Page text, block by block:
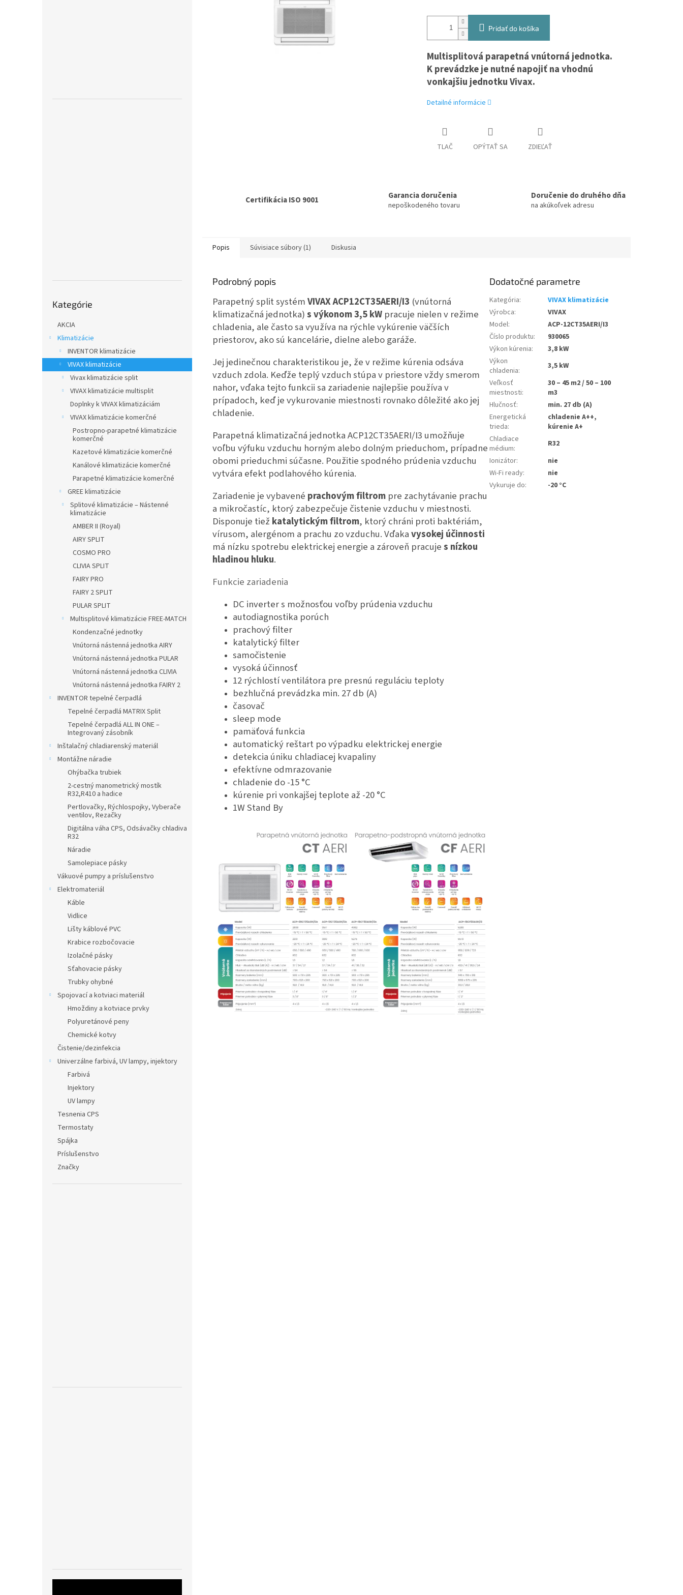
kategórie
Kategórie
AKCIA
Klimatizácie
INVENTOR klimatizácie
VIVAX klimatizácie
Vivax klimatizácie split
VIVAX klimatizácie multisplit
Doplnky k VIVAX klimatizáciám
VIVAX klimatizácie komerčné
Postropno-parapetné klimatizácie
komerčné
Kazetové klimatizácie komerčné
Kanálové klimatizácie komerčné
Parapetné klimatizácie komerčné
GREE klimatizácie
Splitové klimatizácie – Nástenné
klimatizácie
AMBER II (Royal)
AIRY SPLIT
COSMO PRO
CLIVIA SPLIT
FAIRY PRO
FAIRY 2 SPLIT
PULAR SPLIT
Multisplitové klimatizácie FREE-MATCH
Kondenzačné jednotky
Vnútorná nástenná jednotka AIRY
Vnútorná nástenná jednotka PULAR
Vnútorná nástenná jednotka CLIVIA
Vnútorná nástenná jednotka FAIRY 2
INVENTOR tepelné čerpadlá
Tepelné čerpadlá MATRIX Split
Tepelné čerpadlá ALL IN ONE –
Integrovaný zásobník
Inštalačný chladiarenský materiál
Montážne náradie
Ohýbačka trubiek
2-cestný manometrický mostík
R32,R410 a hadice
Pertlovačky, Rýchlospojky, Vyberače
ventilov, Rezačky
Digitálna váha CPS, Odsávačky chladiva
R32
Náradie
Samolepiace pásky
Vákuové pumpy a príslušenstvo
Elektromateriál
Káble
Vidlice
Lišty káblové PVC
Krabice rozbočovacie
Izolačné pásky
Sťahovacie pásky
Trubky ohybné
Spojovací a kotviaci materiál
Hmoždiny a kotviace prvky
Polyuretánové peny
Chemické kotvy
Čistenie/dezinfekcia
Univerzálne farbivá, UV lampy, injektory
Farbivá
Injektory
UV lampy
Tesnenia CPS
Termostaty
Spájka
Príslušenstvo
Značky
Pridať do košíka
Multisplitová parapetná vnútorná jednotka.
Kprevádzke je nutné napojiť na vhodnú
vonkajšiu jednotku Vivax.
Detailné informácie
TLAČ OPÝTAŤ SA ZDIEĽAŤ
Certifikácia ISO 9001 Garancia doručenia
nepoškodeného tovaru
Doručenie do druhého dňa
na akúkoľvek adresu
Popis Súvisiace súbory (1) Diskusia
Podrobný popis
Parapetný split systémVIVAX ACP12CT35AERI/I3 (vnútorná
klimatizačná jednotka)s výkonom 3,5 kW pracuje nielen v režime
chladenia, ale často sa využíva na rýchle vykúrenie väčších
priestorov, ako sú kancelárie, dielne alebo garáže.
Jej jedinečnou charakteristikou je, že v režime kúrenia odsáva
vzduch zdola. Keďže teplý vzduch stúpa v priestore vždy smerom
nahor, vďaka tejto funkcii sa zariadenie najlepšie používa v
prípadoch, keď je vykurovanie miestnosti rovnako dôležité ako jej
chladenie.
Parapetná klimatizačná jednotka ACP12CT35AERI/I3 umožňuje
voľbu výfuku vzduchu horným alebo dolným prieduchom, prípadne
obomi prieduchmi súčasne. Použitie spodného prúdenia vzduchu
vytvára efekt podlahového kúrenia.
Zariadenie je vybavené prachovým filtrom pre zachytávanie prachu
a mikročastíc, ktorý zabezpečuje čistenie vzduchu v miestnosti.
Disponuje tiež katalytickým filtrom, ktorý chráni proti baktériám,
vírusom, alergénom a prachu zo vzduchu. Vďakavysokej účinnosti
má nízku spotrebu elektrickej energie a zároveň pracujes nízkou
hladinou hluku.
Funkcie zariadenia
DC inverter s možnosťou voľby prúdenia vzduchu
autodiagnostika porúch
prachový filter
katalytický filter
samočistenie
vysoká účinnosť
12 rýchlostí ventilátora pre presnú reguláciu teploty
bezhlučná prevádzka min. 27 db (A)
časovač
sleep mode
pamäťová funkcia
automatický reštart po výpadku elektrickej energie
detekcia úniku chladiacej kvapaliny
efektívne odmrazovanie
chladenie do -15 °C
kúrenie pri vonkajšej teplote až -20 °C
1W Stand By
Dodatočné parametre
Kategória:
VIVAX klimatizácie
Výrobca:
VIVAX
Model:
ACP-12CT35AERI/I3
Číslo produktu:
930065
Výkon kúrenia:
3,8 kW
Výkon
chladenia:
3,5 kW
Veľkosť
miestnosti:
30 – 45 m2 / 50 – 100
m3
Hlučnosť:
min. 27 db (A)
Energetická
trieda:
chladenie A++,
kúrenie A+
Chladiace
médium:
R32
Ionizátor:
nie
Wi-Fi ready:
nie
Vykuruje do: -20 °C